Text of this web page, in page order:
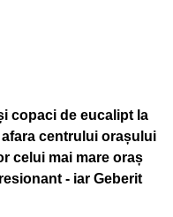
copaci de eucalipt la
centrului orașului
celui mai mare oraș
- iar Geberit